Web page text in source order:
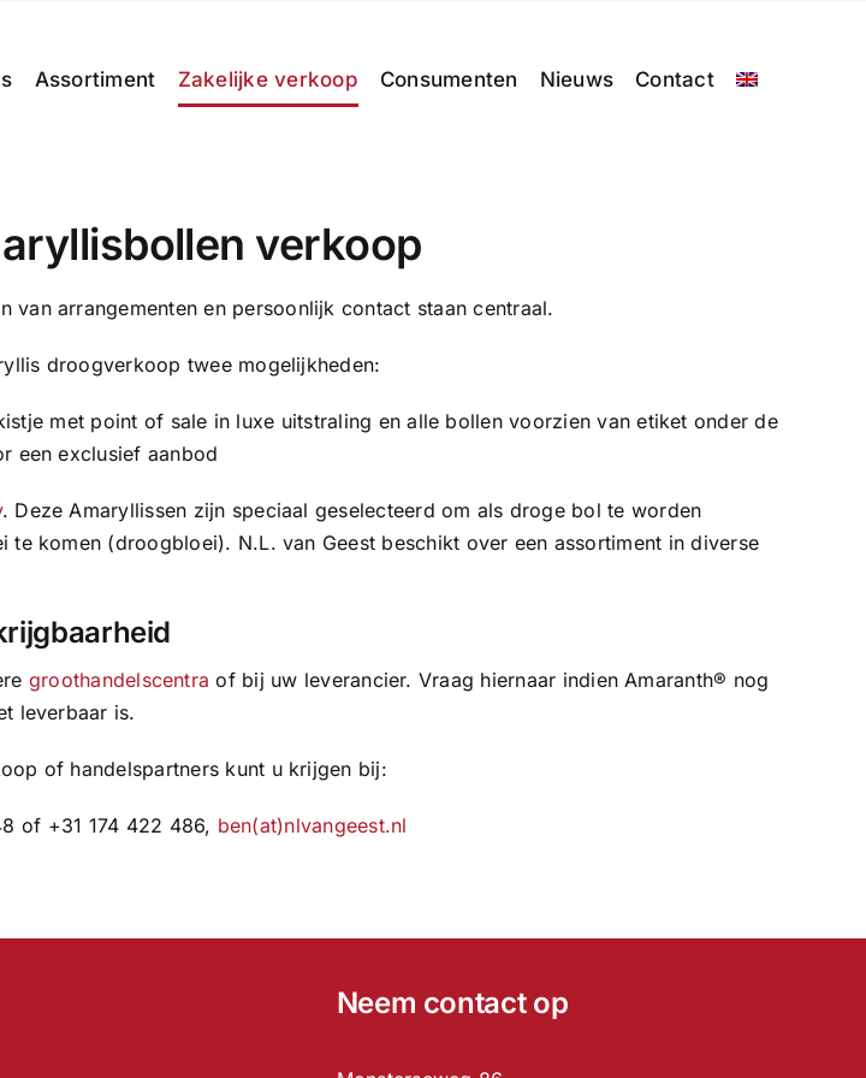
Assortiment Zakelijke verkoop Consumenten Nieuws Contact
verkoop
van arrangementen en persoonlijk contact staan centraal.
droogverkoop twee mogelijkheden:
met point of sale in luxe uitstraling en alle bollen voorzien van etiket onder de
een exclusief aanbod
. Deze Amaryllissen zijn speciaal geselecteerd om als droge bol te worden
komen (droogbloei). N.L. van Geest beschikt over een assortiment in diverse
groothandelscentra of bij uw leverancier. Vraag hiernaar indien Amaranth® nog
leverbaar is.
of handelspartners kunt u krijgen bij:
of +31 174 422 486, ben(at)nlvangeest.nl
Neem contact op